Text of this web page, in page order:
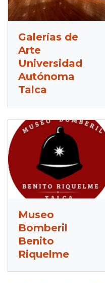
Galerías de
Arte
Universidad
Autónoma
Talca
Museo
Bomberil
Benito
Riquelme